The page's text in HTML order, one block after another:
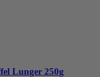
Lunger 250g